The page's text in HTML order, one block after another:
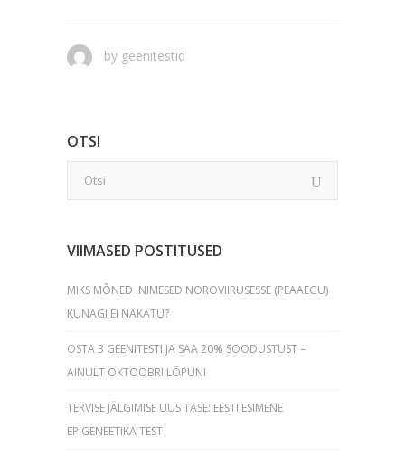
by geenitestid
OTSI
VIIMASED POSTITUSED
MIKS MÕNED INIMESED NOROVIIRUSESSE (PEAAEGU)
KUNAGI EI NAKATU?
OSTA 3 GEENITESTI JA SAA 20% SOODUSTUST –
AINULT OKTOOBRI LÕPUNI
TERVISE JÄLGIMISE UUS TASE: EESTI ESIMENE
EPIGENEETIKA TEST